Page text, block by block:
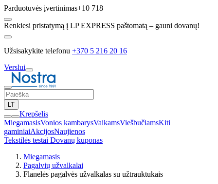
Parduotuvės įvertinimas+10 718
Renkiesi pristatymą į LP EXPRESS paštomatą – gauni dovanų!
Užsisakykite telefonu +370 5 216 20 16
Verslui
LT
Krepšelis
MiegamasisVonios kambarysVaikamsViešbučiamsKiti
gaminiaiAkcijosNaujienos
Tekstilės testai Dovanų kuponas
Miegamasis
Pagalvių užvalkalai
Flanelės pagalvės užvalkalas su užtrauktukais